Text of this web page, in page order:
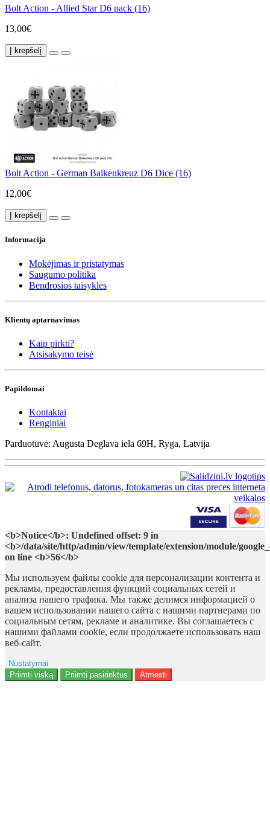
Bolt Action - Allied Star D6 pack (16)
13,00€
Į krepšelį
Bolt Action - German Balkenkreuz D6 Dice (16)
12,00€
Į krepšelį
Informacija
Mokėjimas ir pristatymas
Saugumo politika
Bendrosios taisyklės
Klientų aptarnavimas
Kaip pirkti?
Atsisakymo teisė
Papildomai
Kontaktai
Renginiai
Parduotuvė: Augusta Deglava iela 69H, Ryga, Latvija
<b>Notice</b>: Undefined offset: 9 in
<b>/data/site/http/admin/view/template/extension/module/
on line <b>56</b>
Мы используем файлы cookie для персонализации контента и
рекламы, предоставления функций социальных сетей и
анализа нашего трафика. Мы также делимся информацией о
вашем использовании нашего сайта с нашими партнерами по
социальным сетям, рекламе и аналитике. Вы соглашаетесь с
нашими файлами cookie, если продолжаете использовать наш
веб-сайт.
Nustatymai
Reklama
Priimti viską Priimti pasirinktus Atmesti